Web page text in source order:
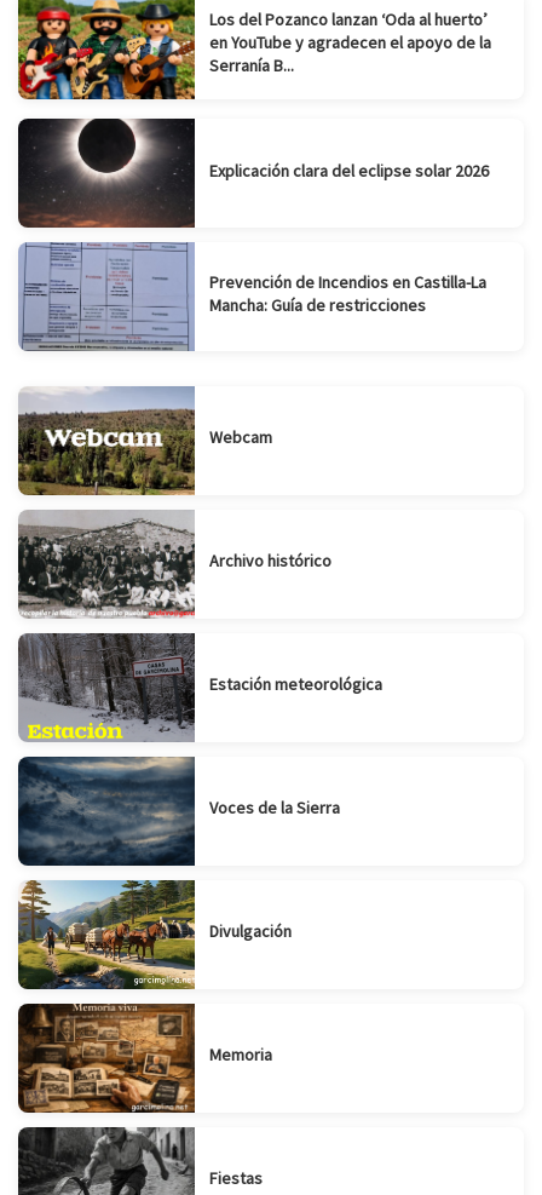
Los del Pozanco lanzan ‘Oda al huerto’
en YouTube y agradecen el apoyo de la
Serranía B...
Explicación clara del eclipse solar 2026
Prevención de Incendios en Castilla-La
Mancha: Guía de restricciones
Webcam
Archivo histórico
Estación meteorológica
Voces de la Sierra
Divulgación
Memoria
Fiestas